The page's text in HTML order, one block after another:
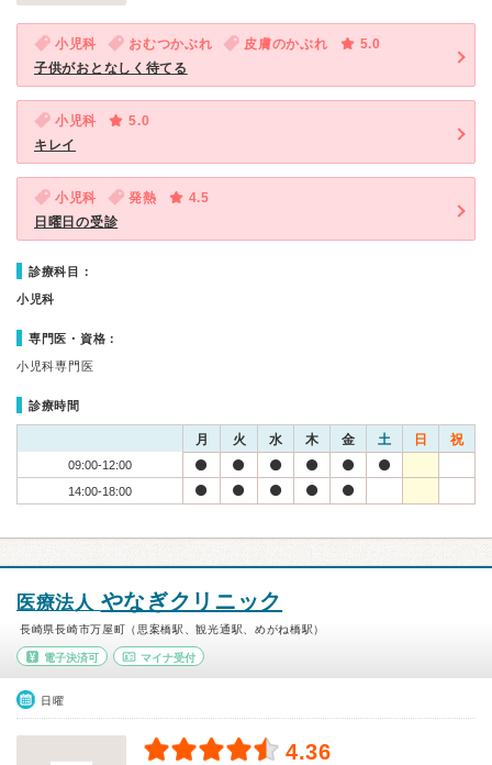
小児科 おむつかぶれ 皮膚のかぶれ
5.0
子供がおとなしく待てる
小児科
5.0
キレイ
小児科 発熱
4.5
日曜日の受診
診療科目：
小児科
専門医・資格：
小児科専門医
診療時間
月 火 水 木 金 土 日 祝
09:00-12:00
14:00-18:00
医療法人 やなぎクリニック
長崎県長崎市万屋町（思案橋駅、観光通駅、めがね橋駅）
電子決済可 マイナ受付
日曜
4.36